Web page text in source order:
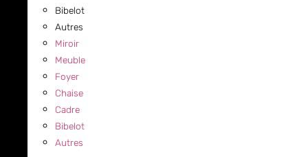
Bibelot
Autres
Miroir
Meuble
Foyer
Chaise
Cadre
Bibelot
Autres